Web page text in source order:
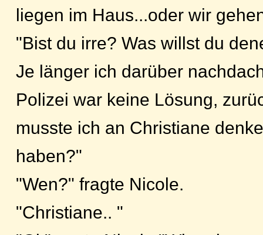
liegen im Haus...oder wir
"Bist du irre? Was willst du
Je länger ich darüber
Polizei war keine Lösung,
musste ich an Christiane
haben?"
"Wen?" fragte Nicole.
"Christiane.. "